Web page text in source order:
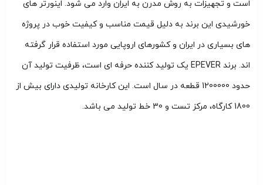
است و تجهیزات به روش مدرن به ایران وارد می شود. اینورتر های
خورشیدی این برند به دلیل قیمت مناسب و کیفیت خوب در پروژه
های بسیاری در ایران و کشورهای اروپایی مورد استفاده قرار گرفته
اند. برند EPEVER یک تولید کننده حرفه ای است، ظرفیت تولید آن
حدود 1200000 قطعه در سال است. این کارخانه تولیدی دارای بیش از
1800 کارگاه، مرکز تست و 30 خط تولید می باشد.